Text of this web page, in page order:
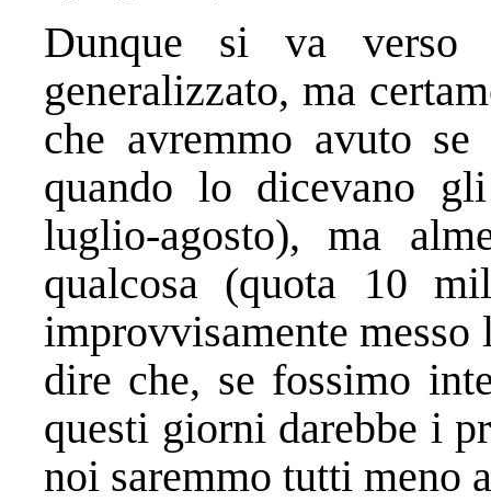
Dunque si va
generalizzato, ma
che avremmo avuto
quando lo dicevano
luglio-agosto), ma
qualcosa (quota 10
improvvisamente
dire che, se fossimo
questi giorni darebbe i
noi saremmo tutti meno